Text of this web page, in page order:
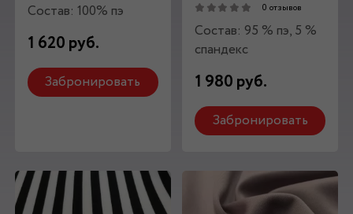
Состав: 100% пэ
1 620 руб.
Забронировать
0 отзывов
Состав: 95 % пэ, 5 %
спандекс
1 980 руб.
Забронировать